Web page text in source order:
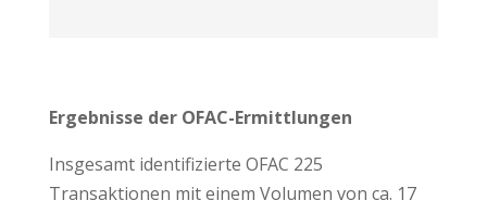
Ergebnisse der OFAC-Ermittlungen
Insgesamt identifizierte OFAC 225
Transaktionen mit einem Volumen von ca. 17